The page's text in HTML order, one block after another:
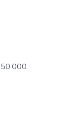
50 000